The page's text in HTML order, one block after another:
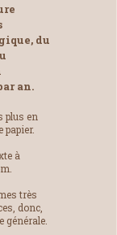
du
an.
plus en
à
très
donc,
générale.